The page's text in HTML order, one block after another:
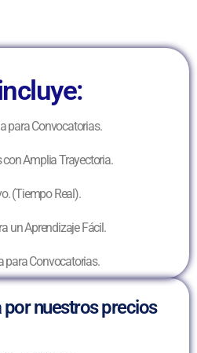
para Convocatorias.
Amplia Trayectoria.
(Tiempo Real).
un Aprendizaje Fácil.
para Convocatorias.
nuestros precios